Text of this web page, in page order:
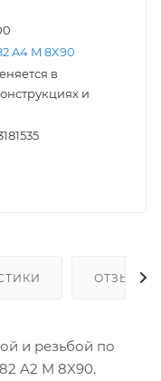
A4 M 8X90
в
и
ОТЗЫВЫ
и резьбой по
A2 M 8X90.